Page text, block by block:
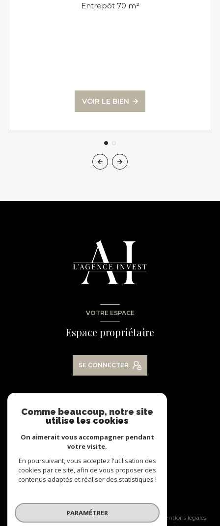
Entrepôt 70 m²
VOIR LE BIEN
VOTRE ESPACE
Espace propriétaire
SE CONNECTER
Nous suivre
© 2026 | Tous droits réservés
Nos honoraires
Nos partenaires
Mentions légales
Comme beaucoup, notre site
utilise les cookies
On aimerait vous accompagner pendant
votre visite.
En poursuivant, vous acceptez l'utilisation des
cookies par ce site, afin de vous proposer des
contenus adaptés et réaliser des statistiques !
PARAMÉTRER